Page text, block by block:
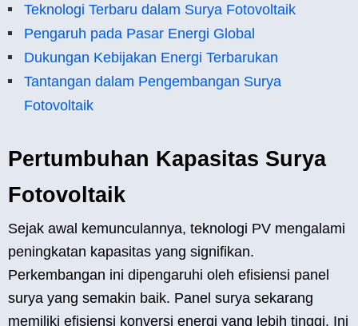
Teknologi Terbaru dalam Surya Fotovoltaik
Pengaruh pada Pasar Energi Global
Dukungan Kebijakan Energi Terbarukan
Tantangan dalam Pengembangan Surya
Fotovoltaik
Pertumbuhan Kapasitas Surya
Fotovoltaik
Sejak awal kemunculannya, teknologi PV mengalami
peningkatan kapasitas yang signifikan.
Perkembangan ini dipengaruhi oleh efisiensi panel
surya yang semakin baik. Panel surya sekarang
memiliki efisiensi konversi energi yang lebih tinggi. Ini